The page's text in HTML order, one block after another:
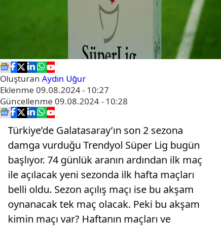
Oluşturan Aydın Uğur
Eklenme 09.08.2024 - 10:27
Güncellenme 09.08.2024 - 10:28
Türkiye’de Galatasaray’ın son 2 sezona
damga vurduğu Trendyol Süper Lig bugün
başlıyor. 74 günlük aranın ardından ilk maç
ile açılacak yeni sezonda ilk hafta maçları
belli oldu. Sezon açılış maçı ise bu akşam
oynanacak tek maç olacak. Peki bu akşam
kimin maçı var? Haftanın maçları ve